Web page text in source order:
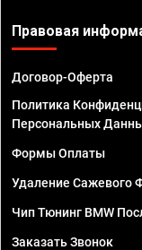
Правовая
Договор-Оферта
Политика
Персональных
Формы Оплаты
Удаление Сажевого
Чип Тюнинг BMW
Заказать Звонок